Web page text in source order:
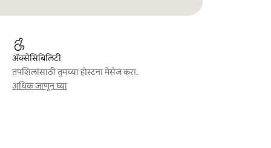
ॲक्सेसिबिलिटी
तपशिलांसाठी तुमच्या होस्टना मेसेज करा.
अधिक जाणून घ्या